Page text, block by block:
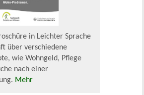
in Leichter Sprache
über verschiedene
wie Wohngeld, Pflege
nach einer
Mehr